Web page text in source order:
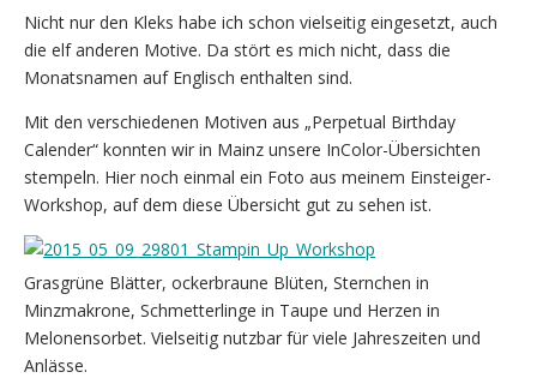
Nicht nur den Kleks habe ich schon vielseitig eingesetzt, auch
die elf anderen Motive. Da stört es mich nicht, dass die
Monatsnamen auf Englisch enthalten sind.
Mit den verschiedenen Motiven aus „Perpetual Birthday
Calender“ konnten wir in Mainz unsere InColor-Übersichten
stempeln. Hier noch einmal ein Foto aus meinem Einsteiger-
Workshop, auf dem diese Übersicht gut zu sehen ist.
Grasgrüne Blätter, ockerbraune Blüten, Sternchen in
Minzmakrone, Schmetterlinge in Taupe und Herzen in
Melonensorbet. Vielseitig nutzbar für viele Jahreszeiten und
Anlässe.